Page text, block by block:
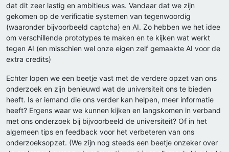
dat dit zeer lastig en ambitieus was. Vandaar dat we zijn
gekomen op de verificatie systemen van tegenwoordig
(waaronder bijvoorbeeld captcha) en AI. Zo hebben we het idee
om verschillende prototypes te maken en te kijken wat werkt
tegen AI (en misschien wel onze eigen zelf gemaakte AI voor de
extra credits)
Echter lopen we een beetje vast met de verdere opzet van ons
onderzoek en zijn benieuwd wat de universiteit ons te bieden
heeft. Is er iemand die ons verder kan helpen, meer informatie
heeft? Ergens waar we kunnen kijken en langskomen in verband
met ons onderzoek bij bijvoorbeeld de universiteit? Of in het
algemeen tips en feedback voor het verbeteren van ons
onderzoeksopzet. (We zijn nog steeds een beetje onzeker over